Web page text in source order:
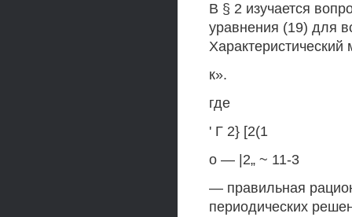
В § 2 изучается
уравнения (19) для
к».
где
' Г 2} [2(1
о — |2„ ~ 11-3
— правильная
периодических